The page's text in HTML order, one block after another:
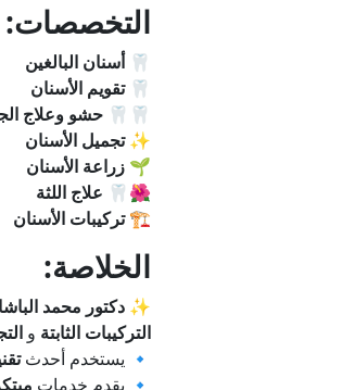
التخصصات:
🦷أسنان البالغين
🦷تقويم الأسنان
🦷🦷 حشو وعلاج
✨تجميل الأسنان
🌱 زراعة الأسنان
🌺🦷 علاج اللثة
🏗️تركيبات الأسنان
الخلاصة:
✨ دكتور محمد الباشا
التركيبات الثابتة و
🔹 يستخدم أحدث
🔹 يقدم خدمات